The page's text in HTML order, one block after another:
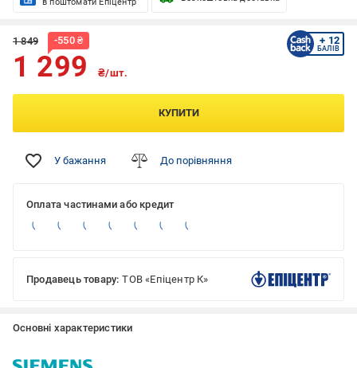
1 849 -550₴
1 299 ₴/шт.
+ 12
БАЛІВ
КУПИТИ
У бажання До порівняння
Оплата частинами або кредит
Продавець товару: ТОВ «Епіцентр К»
Основні характеристики